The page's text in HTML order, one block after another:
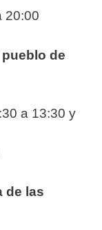
20:00
de
a 13:30 y
de las